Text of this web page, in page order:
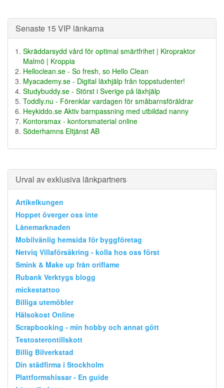
Senaste 15 VIP länkarna
Skräddarsydd vård för optimal smärtfrihet | Kiropraktor
Malmö | Kroppia
Helloclean.se - So fresh, so Hello Clean
Myacademy.se - Digital läxhjälp från toppstudenter!
Studybuddy.se - Störst i Sverige på läxhjälp
Toddly.nu - Förenklar vardagen för småbarnsföräldrar
Heykiddo.se Aktiv barnpassning med utbildad nanny
Kontorsmax - kontorsmaterial online
Söderhamns Eltjänst AB
Urval av exklusiva länkpartners
Artikelkungen
Hoppet överger oss inte
Lånemarknaden
Mobilvänlig hemsida för byggföretag
Netviq Villaförsäkring - kolla hos oss först
Smink & Make up från oriflame
Rubank Verktygs blogg
mickestattoo
Billiga utemöbler
Hälsokost Online
Scrapbooking - min hobby och annat gött
Testosterontillskott
Billig Bilverkstad
Din städfirma i Stockholm
Plattformshissar - En guide